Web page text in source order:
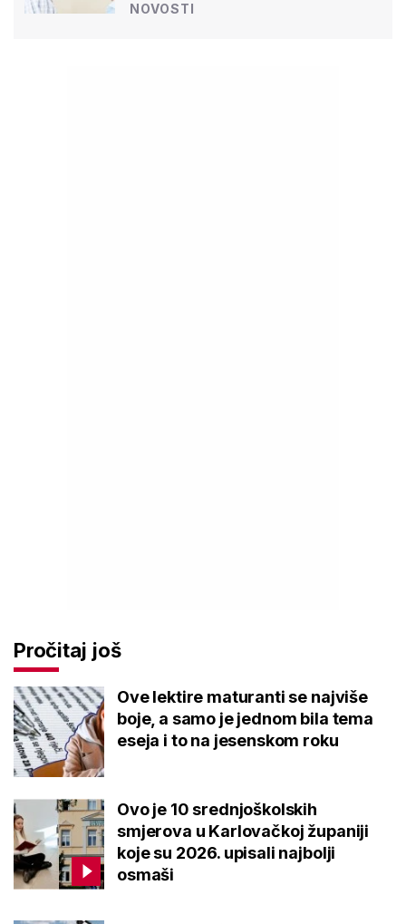
NOVOSTI
Pročitaj još
Ove lektire maturanti se najviše
boje, a samo je jednom bila tema
eseja i to na jesenskom roku
Ovo je 10 srednjoškolskih
smjerova u Karlovačkoj županiji
koje su 2026. upisali najbolji
osmaši